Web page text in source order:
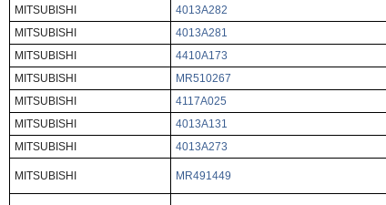
MITSUBISHI
4013A282
MITSUBISHI
4013A281
MITSUBISHI
4410A173
MITSUBISHI
MR510267
MITSUBISHI
4117A025
MITSUBISHI
4013A131
MITSUBISHI
4013A273
MITSUBISHI MR491449